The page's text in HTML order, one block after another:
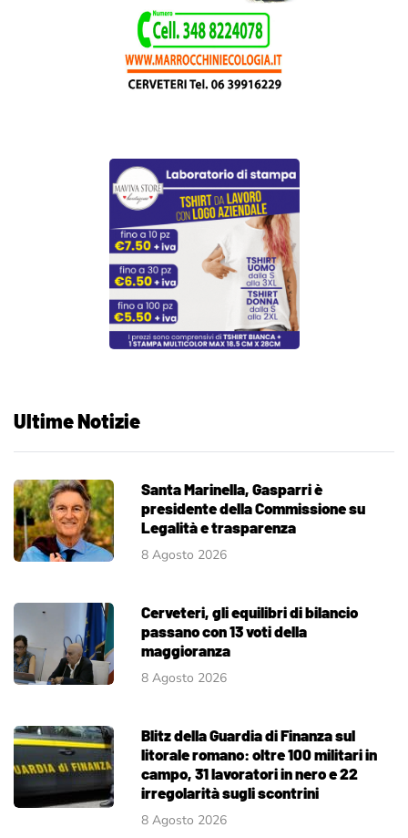
Ultime Notizie
Santa Marinella, Gasparri è
presidente della Commissione su
Legalità e trasparenza
8 Agosto 2026
Cerveteri, gli equilibri di bilancio
passano con 13 voti della
maggioranza
8 Agosto 2026
Blitz della Guardia di Finanza sul
litorale romano: oltre 100 militari in
campo, 31 lavoratori in nero e 22
irregolarità sugli scontrini
8 Agosto 2026